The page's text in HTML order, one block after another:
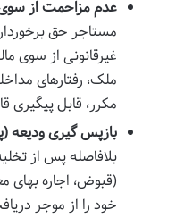
عدم مزاحمت از
مستاجر حق
غیرقانونی از سوی
ملک، رفتارهای
مکرر، قابل پیگیری
بازپس گیری ودیعه
بلافاصله پس از
(قبوض، اجاره بهای
خود را از موجر